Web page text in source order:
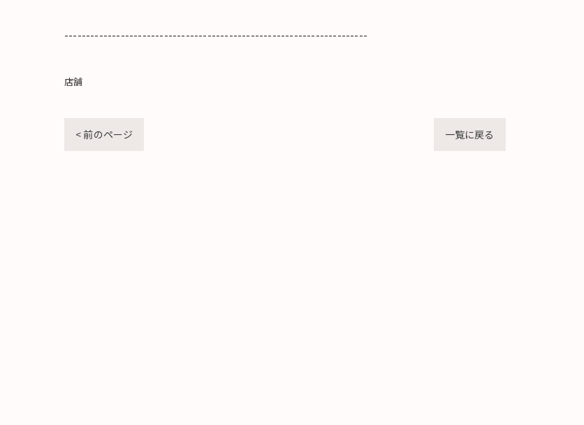
----------------------------------------------------------------------
店舗
< 前のページ 一覧に戻る